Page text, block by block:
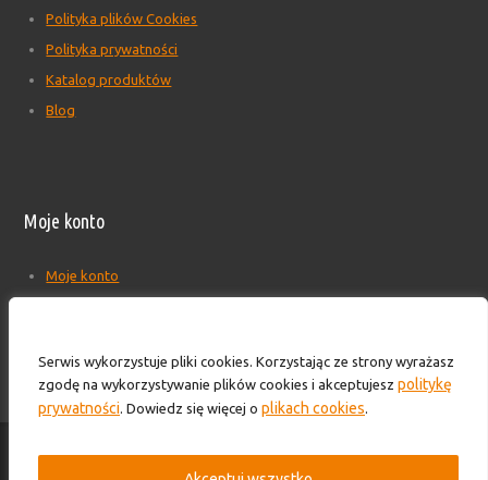
Serwis wykorzystuje pliki cookies. Korzystając ze strony wyrażasz
zgodę na wykorzystywanie plików cookies i akceptujesz politykę
prywatności. Dowiedz się więcej o plikach cookies.
Polityka plików Cookies
Polityka prywatności
Katalog produktów
Blog
Moje konto
Moje konto
Skontaktuj się z nami!
© 2016-2025 - HS TECHNIK - Zaopatrzenie przemysłu. Wszelkie prawa